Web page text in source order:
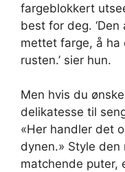
fargeblokkert
best for deg.
mettet farge, å ha
rusten.’ sier hun.
Men hvis du
delikatesse til
«Her handler det
dynen.» Style
matchende puter,